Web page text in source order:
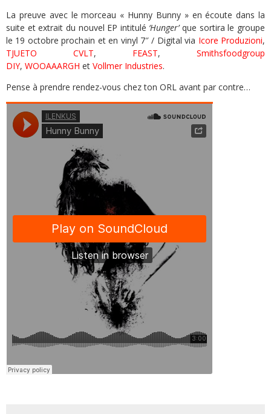
La preuve avec le morceau « Hunny Bunny » en écoute dans la
suite et extrait du nouvel EP intitulé ‘Hunger’que sortira le groupe
le 19 octobre prochain et en vinyl 7″ / Digital via Icore Produzioni,
TJUETO CVLT, FEAST, Smithsfoodgroup
DIY, WOOAAARGH et Vollmer Industries.
Pense à prendre rendez-vous chez ton ORL avant par contre…